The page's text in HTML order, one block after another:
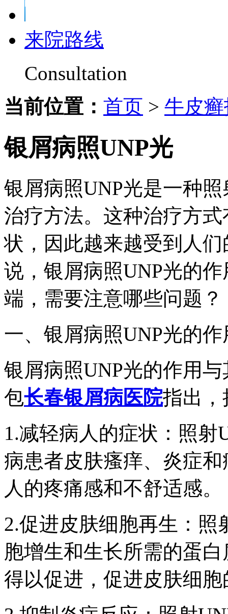
来院路线
Consultation
当前位置： 首页 > 牛皮
银屑病照UNP光
银屑病照UNP光是一种
治疗方法。这种治疗方
状，因此越来越受到人
说，银屑病照UNP光的
端，需要注意哪些问题？
一、银屑病照UNP光的作
银屑病照UNP光的作用
包长春银屑病医院指出，
1.减轻病人的症状：照射
病患者皮肤瘙痒、炎症
人的疼痛感和不舒适感。
2.促进皮肤细胞再生：照
胞增生和生长所需的蛋
得以促进，促进皮肤细